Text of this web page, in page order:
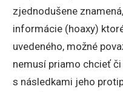
zjednodušene
informácie (hoaxy)
uvedeného, možné
nemusí priamo chcieť
s následkami jeho